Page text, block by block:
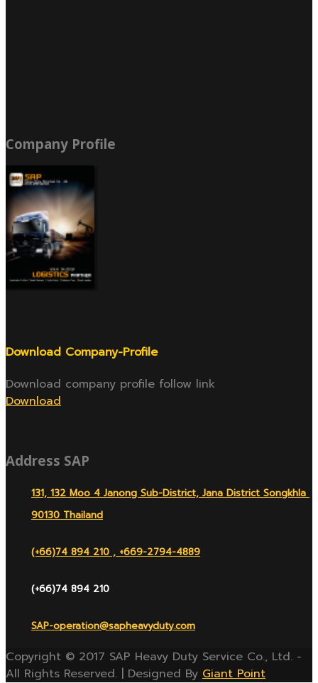
Company Profile
Download Company-Profile
Download company profile follow link
Download
Address SAP
131, 132 Moo 4 Janong Sub-District, Jana District Songkhla
90130 Thailand
(+66)74 894 210 , +669-2794-4889
(+66)74 894 210
SAP-operation@sapheavyduty.com
Copyright © 2017 SAP Heavy Duty Service Co., Ltd. -
All Rights Reserved. | Designed By Giant Point